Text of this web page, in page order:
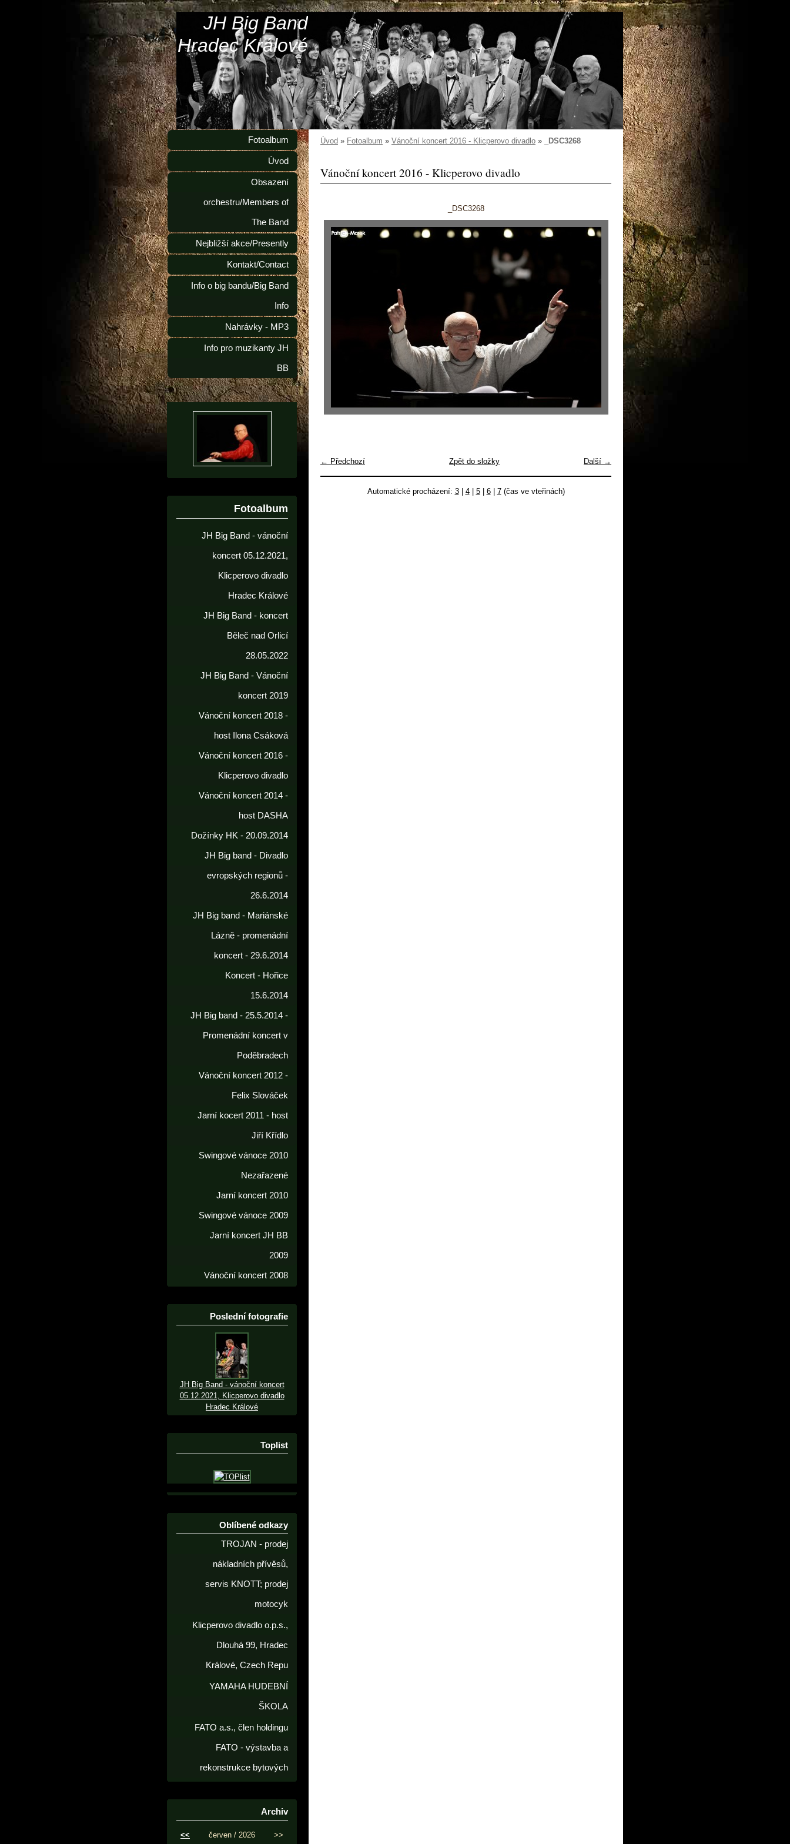
JH Big Band
Hradec Králové
Úvod » Fotoalbum » Vánoční koncert 2016 - Klicperovo divadlo » _DSC3268
Vánoční koncert 2016 - Klicperovo divadlo
_DSC3268
← Předchozí Další →
Zpět do složky
Automatické procházení: 3| 4| 5| 6| 7(čas ve vteřinách)
Fotoalbum
Úvod
Obsazení
orchestru/Members of
The Band
Nejbližší akce/Presently
Kontakt/Contact
Info o big bandu/Big Band
Info
Nahrávky - MP3
Info pro muzikanty JH
BB
Fotoalbum
JH Big Band - vánoční
koncert 05.12.2021,
Klicperovo divadlo
Hradec Králové
JH Big Band - koncert
Běleč nad Orlicí
28.05.2022
JH Big Band - Vánoční
koncert 2019
Vánoční koncert 2018 -
host Ilona Csáková
Vánoční koncert 2016 -
Klicperovo divadlo
Vánoční koncert 2014 -
host DASHA
Dožínky HK - 20.09.2014
JH Big band - Divadlo
evropských regionů -
26.6.2014
JH Big band - Mariánské
Lázně - promenádní
koncert - 29.6.2014
Koncert - Hořice
15.6.2014
JH Big band - 25.5.2014 -
Promenádní koncert v
Poděbradech
Vánoční koncert 2012 -
Felix Slováček
Jarní kocert 2011 - host
Jiří Křídlo
Swingové vánoce 2010
Nezařazené
Jarní koncert 2010
Swingové vánoce 2009
Jarní koncert JH BB
2009
Vánoční koncert 2008
Poslední fotografie
JH Big Band - vánoční koncert
05.12.2021, Klicperovo divadlo
Hradec Králové
Toplist
Oblíbené odkazy
TROJAN - prodej
nákladních přívěsů,
servis KNOTT; prodej
motocyk
Klicperovo divadlo o.p.s.,
Dlouhá 99, Hradec
Králové, Czech Repu
YAMAHA HUDEBNÍ
ŠKOLA
FATO a.s., člen holdingu
FATO - výstavba a
rekonstrukce bytových
Archiv
<< červen / 2026 >>